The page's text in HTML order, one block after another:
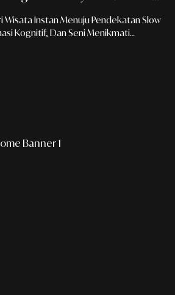
Wisata Instan Menuju Pendekatan Slow
Kognitif, Dan Seni Menikmati